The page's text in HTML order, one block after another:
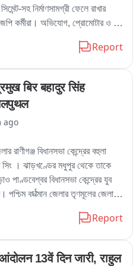
সহ নির্মাণসামগ্রী ফেলে রাখার
কর্মীরা। অভিযোগ, প্রোমোটার ও
পুরসভায় লিখিত অভিযোগ জমা
অভিযোগের ভিত্তিতেই তাঁরা
নির্মাণসামগ্রী মাসের পর মাস রাস্তার
বর্ষাকালে বালি ও অন্যান্য সামগ্রী
সমস্যাও বাড়ছে। রাতের অন্ধকারে
রাস্তারও ক্ষতি হচ্ছে বলে অভিযোগ
নেওয়ার দাবি জানিয়ে তিনি
তাঁরা。
অভিযোগ, দীর্ঘদিন ধরে এই
হয়নি। তাঁর দাবি, নির্মাণস্থলে বড়
ঘটছে। 그는 অভিযোগ করেন,
করার আবেদন জানান তিনি。
Report
बिर बहादुर सिंह
ago
রাণীগঞ্জ বিধানসভা কেন্দ্রের বহুলা
সিং । ঝাড়খণ্ডের মধুপুর থেকে তাকে
পাণ্ডবেশ্বর বিধানসভা কেন্দ্রের যুব
বर्धমান জেলার তৃণমূলের জেলা
সন্ত্রাস তোলাবাজি সহ একাধিক Report
13वें दिन जारी, राहुल